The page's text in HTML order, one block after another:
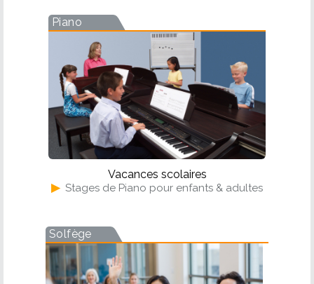
Piano
Vacances scolaires
▶ Stages de Piano pour enfants & adultes
Solfège